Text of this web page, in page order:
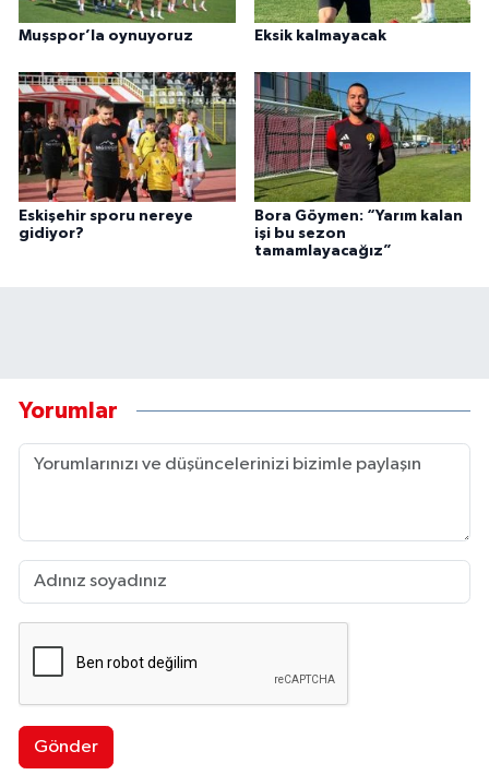
Muşspor’la oynuyoruz Eksik kalmayacak
Eskişehir sporu nereye
gidiyor?
Bora Göymen: “Yarım kalan
işi bu sezon
tamamlayacağız”
Yorumlar
Gönder